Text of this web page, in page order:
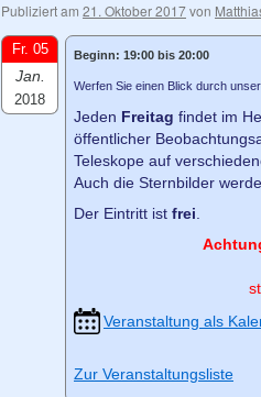
Publiziert am 21. Oktober 2017von
Fr. 05
Jan.
2018
Beginn: 19:00 bis 20:00
Werfen Sie einen Blick durch
Jeden Freitag findet im
öffentlicher
Teleskope auf
Auch die Sternbilder
Der Eintritt ist frei
Veranstaltung als
Zur Veranstaltungsliste